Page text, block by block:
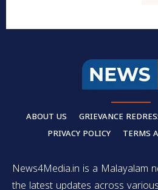
ABOUT US GRIEVANCE
PRIVACY POLICY
TERMS
News4Media.in is a Malayalam
the latest updates across